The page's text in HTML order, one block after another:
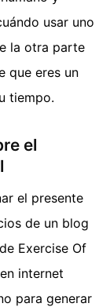
usar uno
la otra parte
que eres un
tiempo.
el
el presente
de un blog
Exercise Of
internet
para generar